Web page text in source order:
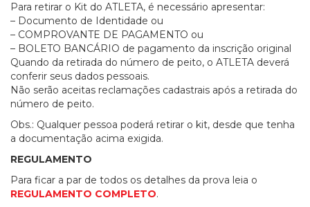
Para retirar o Kit do ATLETA, é necessário apresentar:
– Documento de Identidade ou
– COMPROVANTE DE PAGAMENTO ou
– BOLETO BANCÁRIO de pagamento da inscrição original
Quando da retirada do número de peito, o ATLETA deverá
conferir seus dados pessoais.
Não serão aceitas reclamações cadastrais após a retirada do
número de peito.
Obs.: Qualquer pessoa poderá retirar o kit, desde que tenha
a documentação acima exigida.
REGULAMENTO
Para ficar a par de todos os detalhes da prova leia o
REGULAMENTO COMPLETO.